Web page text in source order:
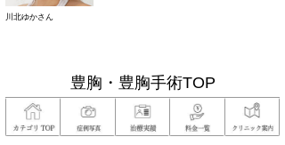
川北ゆかさん
豊胸・豊胸手術TOP